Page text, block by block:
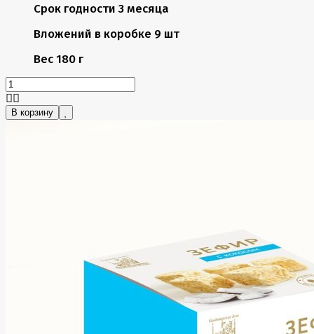
Срок годности 3 месяца
Вложений в коробке 9 шт
Вес 180 г
В корзину